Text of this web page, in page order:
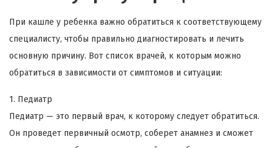
При кашле у ребенка важно обратиться к соответствующему
специалисту, чтобы правильно диагностировать и лечить
основную причину. Вот список врачей, к которым можно
обратиться в зависимости от симптомов и ситуации:
1. Педиатр
Педиатр — это первый врач, к которому следует обратиться.
Он проведет первичный осмотр, соберет анамнез и сможет